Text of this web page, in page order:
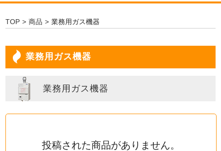
TOP 商品 業務用ガス機器
業務用ガス機器
業務用ガス機器
投稿された商品がありません。